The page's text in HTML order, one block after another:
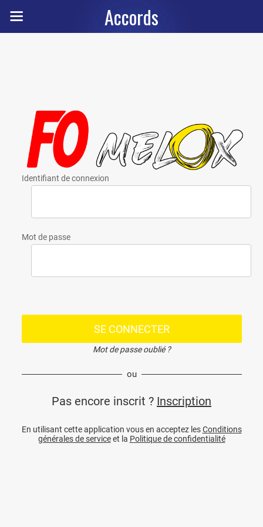
Accords
Identifiant de connexion
Mot de passe
SE CONNECTER
Mot de passe oublié ?
ou
Pas encore inscrit ? Inscription
En utilisant cette application vous en acceptez lesConditions
générales de serviceet la Politique de confidentialité